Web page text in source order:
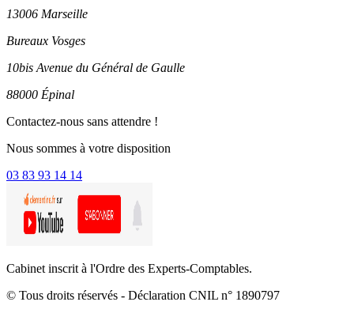
13006 Marseille
Bureaux Vosges
10bis Avenue du Général de Gaulle
88000 Épinal
Contactez-nous sans attendre !
Nous sommes à votre disposition
03 83 93 14 14
Cabinet inscrit à l'Ordre des Experts-Comptables.
© Tous droits réservés - Déclaration CNIL n° 1890797